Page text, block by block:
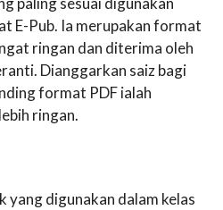
E-Pub. Ia merupakan format
ringan dan diterima oleh
Dianggarkan saiz bagi
format PDF ialah
ringan.
yang digunakan dalam kelas